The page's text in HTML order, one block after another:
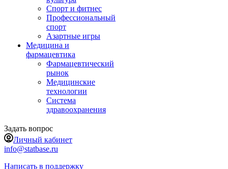
Спорт и фитнес
Профессиональный
спорт
Азартные игры
Медицина и
фармацевтика
Фармацевтический
рынок
Медицинские
технологии
Система
здравоохранения
Задать вопрос
Личный кабинет
info@statbase.ru
Написать в поддержку